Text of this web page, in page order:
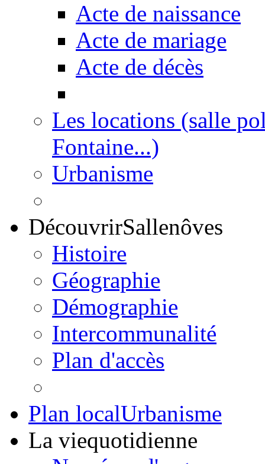
Acte de naissance
Acte de mariage
Acte de décès
Les locations (salle
Fontaine...)
Urbanisme
DécouvrirSallenôves
Histoire
Géographie
Démographie
Intercommunalité
Plan d'accès
Plan localUrbanisme
La viequotidienne